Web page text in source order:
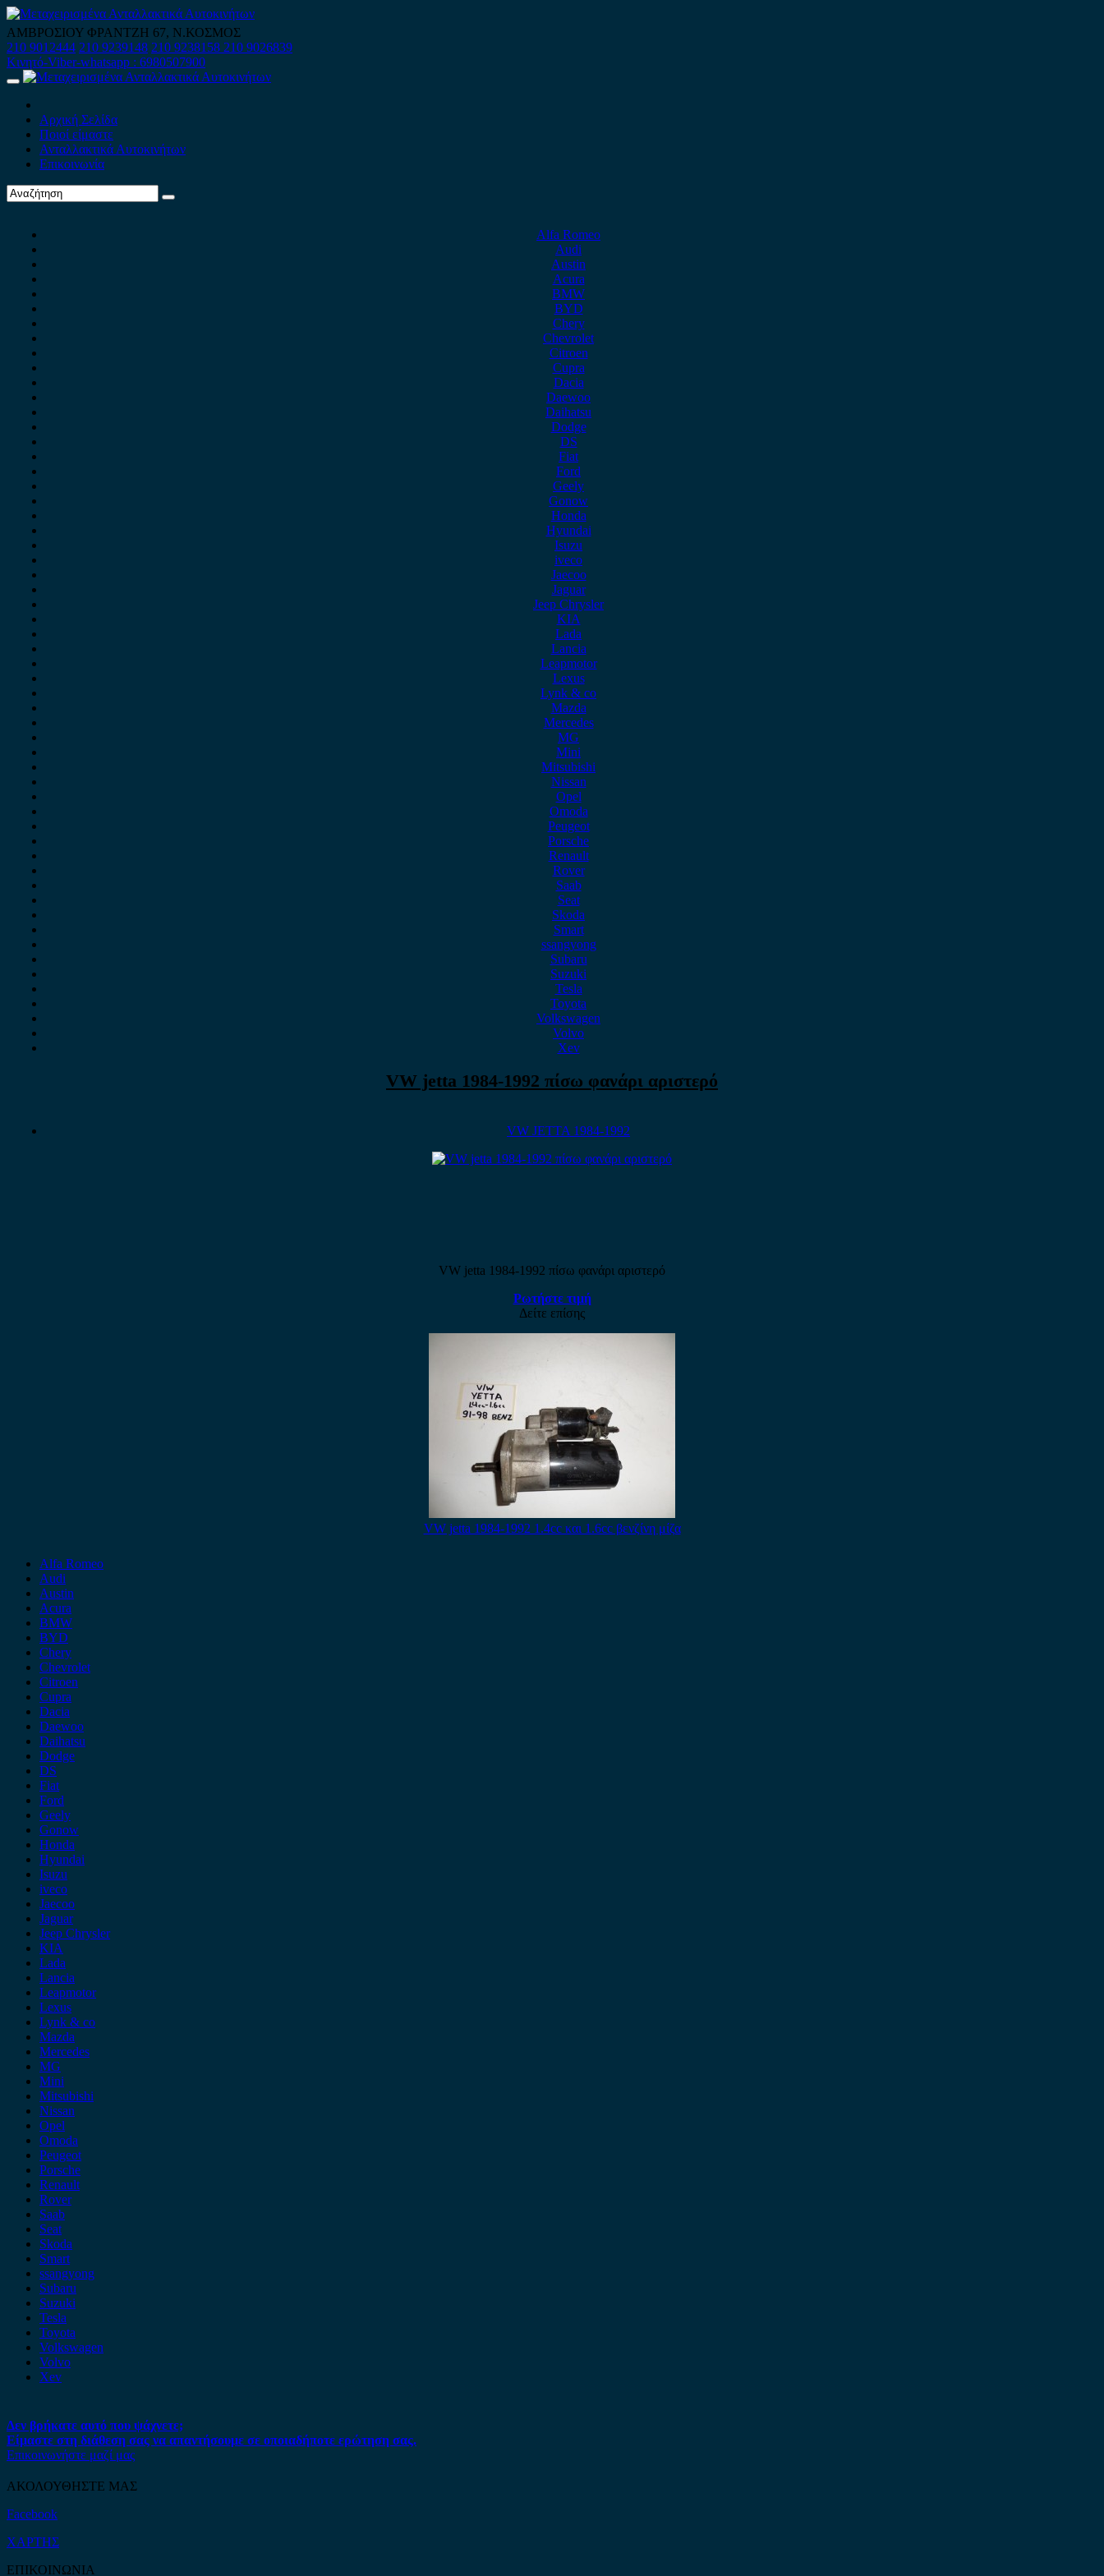
Skip
to
content
ΑΜΒΡΟΣΙΟΥ ΦΡΑΝΤΖΗ 67, Ν.ΚΟΣΜΟΣ
210 9012444 210 9239148 210 9238158 210 9026839
Κινητό-Viber-whatsapp : 6980507900
Primary
Αρχική Σελίδα
Ποιοί είμαστε
Ανταλλακτικά Αυτοκινήτων
Επικοινωνία
Alfa Romeo
Audi
Austin
Acura
BMW
BYD
Chery
Chevrolet
Citroen
Cupra
Dacia
Daewoo
Daihatsu
Dodge
DS
Fiat
Ford
Geely
Gonow
Honda
Hyundai
Isuzu
iveco
Jaecoo
Jaguar
Jeep Chrysler
KIA
Lada
Lancia
Leapmotor
Lexus
Lynk & co
Mazda
Mercedes
MG
Mini
Mitsubishi
Nissan
Opel
Omoda
Peugeot
Porsche
Renault
Rover
Saab
Seat
Skoda
Smart
ssangyong
Subaru
Suzuki
Tesla
Toyota
Volkswagen
Volvo
Xev
VW jetta 1984-1992 πίσω φανάρι αριστερό
VW JETTA 1984-1992
VW jetta 1984-1992 πίσω φανάρι αριστερό
Ρωτήστε τιμή
Δείτε επίσης
VW jetta 1984-1992 1.4cc και 1.6cc βενζίνη μίζα
Alfa Romeo
Audi
Austin
Acura
BMW
BYD
Chery
Chevrolet
Citroen
Cupra
Dacia
Daewoo
Daihatsu
Dodge
DS
Fiat
Ford
Geely
Gonow
Honda
Hyundai
Isuzu
iveco
Jaecoo
Jaguar
Jeep Chrysler
KIA
Lada
Lancia
Leapmotor
Lexus
Lynk & co
Mazda
Mercedes
MG
Mini
Mitsubishi
Nissan
Opel
Omoda
Peugeot
Porsche
Renault
Rover
Saab
Seat
Skoda
Smart
ssangyong
Subaru
Suzuki
Tesla
Toyota
Volkswagen
Volvo
Xev
Δεν βρήκατε αυτό που ψάχνετε;
Είμαστε στη διάθεση σας να απαντήσουμε σε οποιαδήποτε ερώτηση σας.
Επικοινωνήστε μαζί μας
ΑΚΟΛΟΥΘΗΣΤΕ ΜΑΣ
Facebook
ΧΑΡΤΗΣ
ΕΠΙΚΟΙΝΩΝΙΑ